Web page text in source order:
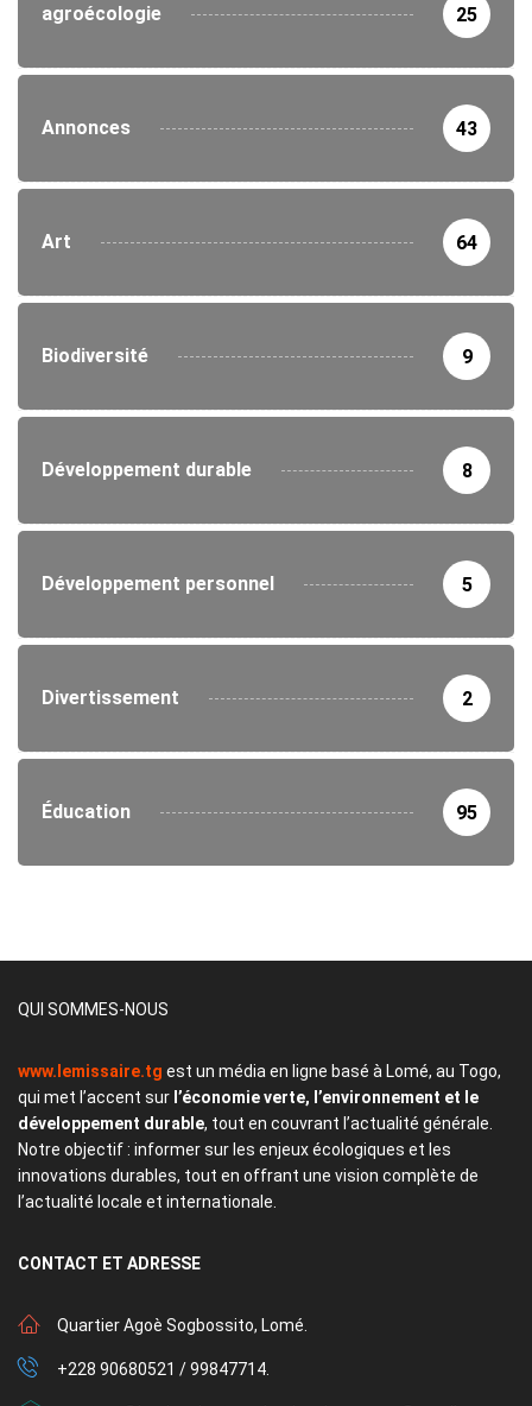
agroécologie 25
Annonces 43
Art 64
Biodiversité 9
Développement durable 8
Développement personnel 5
Divertissement 2
Éducation 95
QUI SOMMES-NOUS
www.lemissaire.tg est un média en ligne basé à Lomé, au Togo,
qui met l’accent sur l’économie verte, l’environnement et le
développement durable, tout en couvrant l’actualité générale.
Notre objectif : informer sur les enjeux écologiques et les
innovations durables, tout en offrant une vision complète de
l’actualité locale et internationale.
CONTACT ET ADRESSE
Quartier Agoè Sogbossito, Lomé.
+228 90680521 / 99847714.